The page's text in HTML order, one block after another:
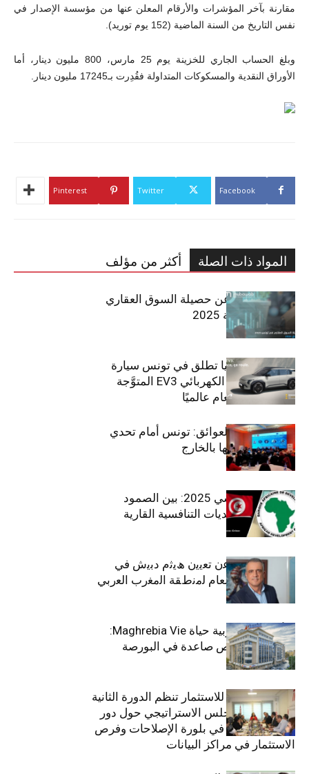
مقارنة بآخر المؤشرات والأرقام المعلن عنها من مؤسسة الإصدار في
نفس التاريخ من السنة الماضية (152 يوم توريد).
وبلغ الحساب الجاري للخزينة يوم 25 مارس، 800 مليون دينار، أما
الأوراق النقدية والمسكوكات المتداولة فقُدِرت بـ17245 مليون دينار.
Facebook
Twitter
Pinterest
المواد ذات الصلة أكثر من مؤلف
مبوب تكشف عن حصيلة السوق العقاري
في تونس لسنة 2025
سيتي كارز – كيا تطلق في تونس سيارة
الـدفع الرباعي الكهربائي EV3 المتوَّجة
بلقب سيارة العام عالميًا
بين الطموح والعوائق: تونس أمام تحدي
استعادة كفاءاتها بالخارج
الاقتصاد التونسي 2025: بين الصمود
الاجتماعي وتحديات التنافسية القارية
ﺗﯾﺗرا ﺑﺎك ﺗﻌﻠن ﻋن ﺗﻌﯾﯾن ھﯾﺛم دﺑﯾش ﻓﻲ
ﻣﻧﺻب اﻟﻣدﯾر اﻟﻌﺎم ﻟﻣﻧطﻘﺔ اﻟﻣﻐرب اﻟﻌرﺑﻲ
وﻏرب أﻓرﯾﻘﯾﺎ
التأمينات المغربية حياة Maghrebia Vie:
فاعل رائد بفرص صاعدة في البورصة
(+34.8%)
الهيئة التونسية للاستثمار تنظم الدورة الثانية
والعشرين للمجلس الاستراتيجي حول دور
القطاع الخاص في بلورة الإصلاحات وفرص
الاستثمار في مراكز البيانات